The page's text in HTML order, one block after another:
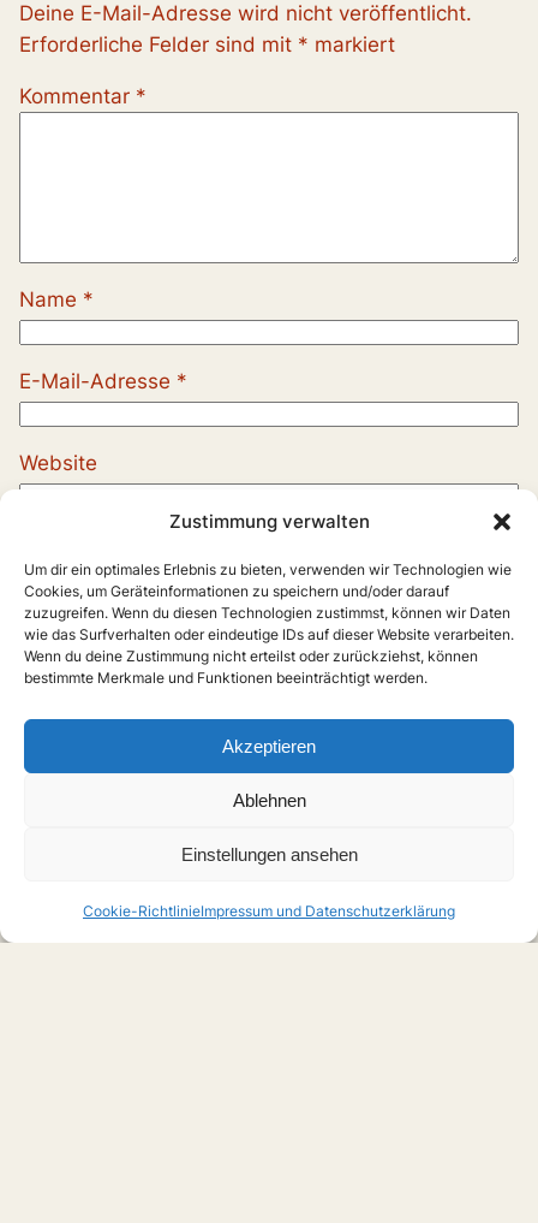
Zustimmung verwalten
Um dir ein optimales Erlebnis zu bieten, verwenden wir Technologien wie
Cookies, um Geräteinformationen zu speichern und/oder darauf
zuzugreifen. Wenn du diesen Technologien zustimmst, können wir Daten
wie das Surfverhalten oder eindeutige IDs auf dieser Website verarbeiten.
Wenn du deine Zustimmung nicht erteilst oder zurückziehst, können
bestimmte Merkmale und Funktionen beeinträchtigt werden.
Akzeptieren
Ablehnen
Einstellungen ansehen
Cookie-RichtlinieImpressum und Datenschutzerklärung
Deine E-Mail-Adresse wird nicht veröffentlicht.
Erforderliche Felder sind mit * markiert
Kommentar *
Name *
E-Mail-Adresse *
Website